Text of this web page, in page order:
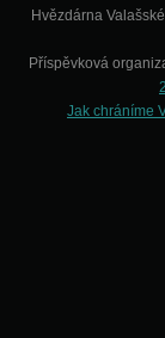
Hvězdárna
Příspěvková
Jak chráníme